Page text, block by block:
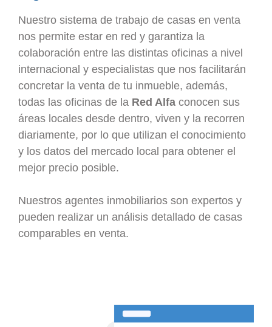
Nuestro sistema de trabajo de casas en venta
nos permite estar en red y garantiza la
colaboración entre las distintas oficinas a nivel
internacional y especialistas que nos facilitarán
concretar la venta de tu inmueble, además,
todas las oficinas de la Red Alfa conocen sus
áreas locales desde dentro, viven y la recorren
diariamente, por lo que utilizan el conocimiento
y los datos del mercado local para obtener el
mejor precio posible.
Nuestros agentes inmobiliarios son expertos y
pueden realizar un análisis detallado de casas
comparables en venta.